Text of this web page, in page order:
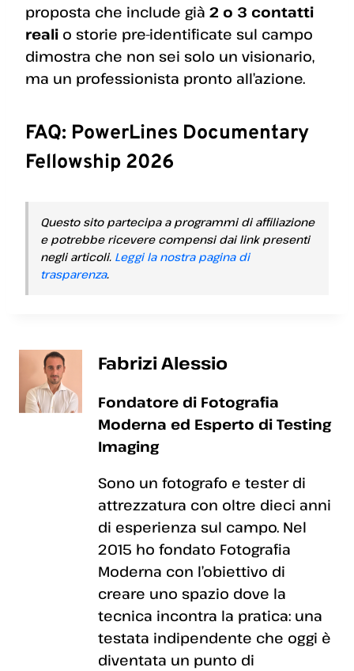
proposta che include già 2 o 3 contatti
reali o storie pre-identificate sul campo
dimostra che non sei solo un visionario,
ma un professionista pronto all’azione.
FAQ: PowerLines Documentary
Fellowship 2026
Questo sito partecipa a programmi di affiliazione
e potrebbe ricevere compensi dai link presenti
negli articoli. Leggi la nostra pagina di
trasparenza.
Fabrizi Alessio
Fondatore di Fotografia
Moderna ed Esperto di Testing
Imaging
Sono un fotografo e tester di
attrezzatura con oltre dieci anni
di esperienza sul campo. Nel
2015 ho fondato Fotografia
Moderna con l’obiettivo di
creare uno spazio dove la
tecnica incontra la pratica: una
testata indipendente che oggi è
diventata un punto di